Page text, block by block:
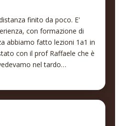
finito da poco. E'
con formazione di
abbiamo fatto lezioni 1a1 in
con il prof Raffaele che è
nel tardo
semi distrutto e lui con la
divertente, entusiasmante
fianco. Anche il suo
superbo, i miei dubbi sono